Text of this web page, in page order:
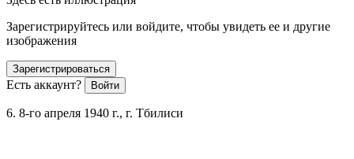
Зарегистрируйтесь или войдите, чтобы увидеть ее и другие
изображения
Зарегистрироваться
Есть аккаунт? Войти
6. 8-го апреля 1940 г., г. Тбилиси